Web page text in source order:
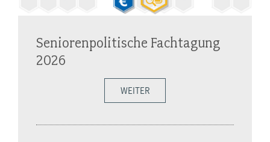
Seniorenpolitische Fachtagung
2026
WEITER